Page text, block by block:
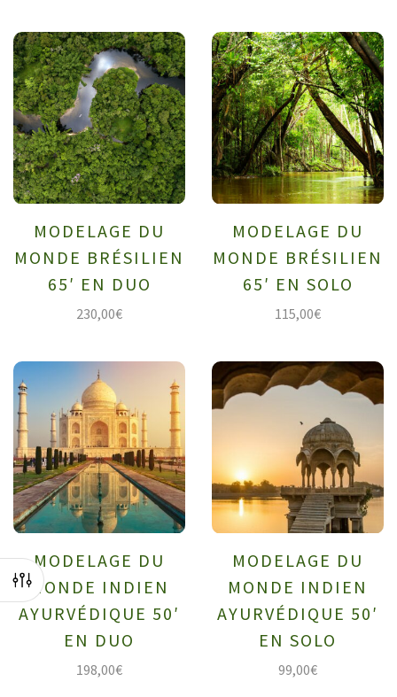
MODELAGE DU
MONDE BRÉSILIEN
65′ EN DUO
230,00€
MODELAGE DU
MONDE BRÉSILIEN
65′ EN SOLO
115,00€
MODELAGE DU
MONDE INDIEN
AYURVÉDIQUE 50′
EN DUO
198,00€
MODELAGE DU
MONDE INDIEN
AYURVÉDIQUE 50′
EN SOLO
99,00€